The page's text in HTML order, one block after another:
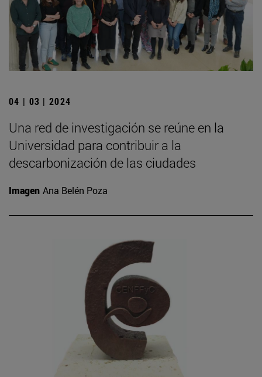
04 | 03 | 2024
Una red de investigación se reúne en la
Universidad para contribuir a la
descarbonización de las ciudades
Imagen Ana Belén Poza